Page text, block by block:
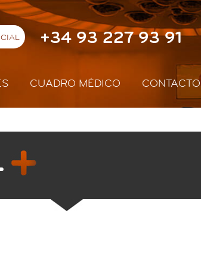
+34 93 227 93 91
CUADRO MÉDICO CONTACTO